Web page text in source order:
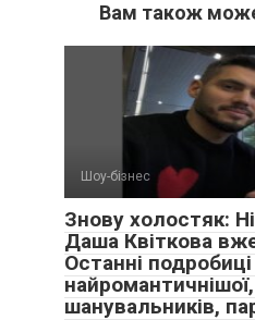
Вам також
Шоу-бізнес
Знову холостяк:
Даша Квіткова
Останні
шанувальників,